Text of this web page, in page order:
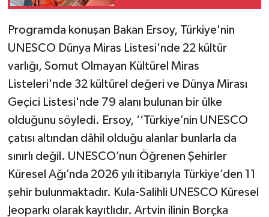
Programda konuşan Bakan Ersoy, Türkiye'nin
UNESCO Dünya Miras Listesi'nde 22 kültür
varlığı, Somut Olmayan Kültürel Miras
Listeleri'nde 32 kültürel değeri ve Dünya Mirası
Geçici Listesi'nde 79 alanı bulunan bir ülke
olduğunu söyledi. Ersoy, ‘‘Türkiye’nin UNESCO
çatısı altından dâhil olduğu alanlar bunlarla da
sınırlı değil. UNESCO’nun Öğrenen Şehirler
Küresel Ağı’nda 2026 yılı itibarıyla Türkiye’den 11
şehir bulunmaktadır. Kula-Salihli UNESCO Küresel
Jeoparkı olarak kayıtlıdır. Artvin ilinin Borçka